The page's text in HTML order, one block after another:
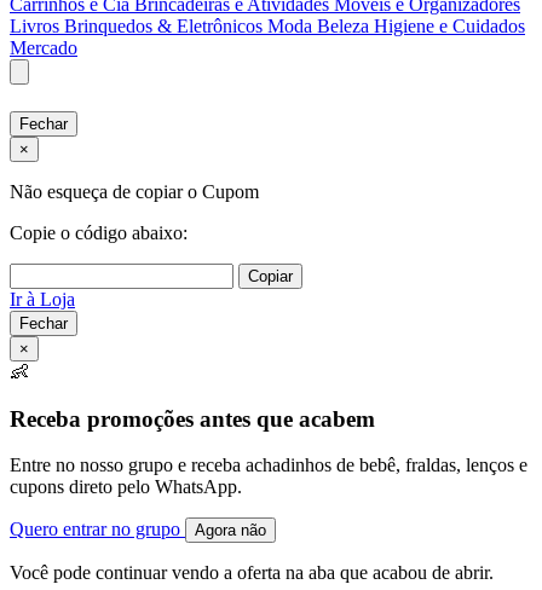
Livros Brinquedos & Eletrônicos Moda Beleza Higiene e Cuidados
Mercado
Fechar
×
Não esqueça de copiar o Cupom
Copie o código abaixo:
Copiar
Ir à Loja
Fechar
×
👶
Receba promoções antes que acabem
Entre no nosso grupo e receba achadinhos de bebê, fraldas, lenços e
cupons direto pelo WhatsApp.
Quero entrar no grupo Agora não
Você pode continuar vendo a oferta na aba que acabou de abrir.